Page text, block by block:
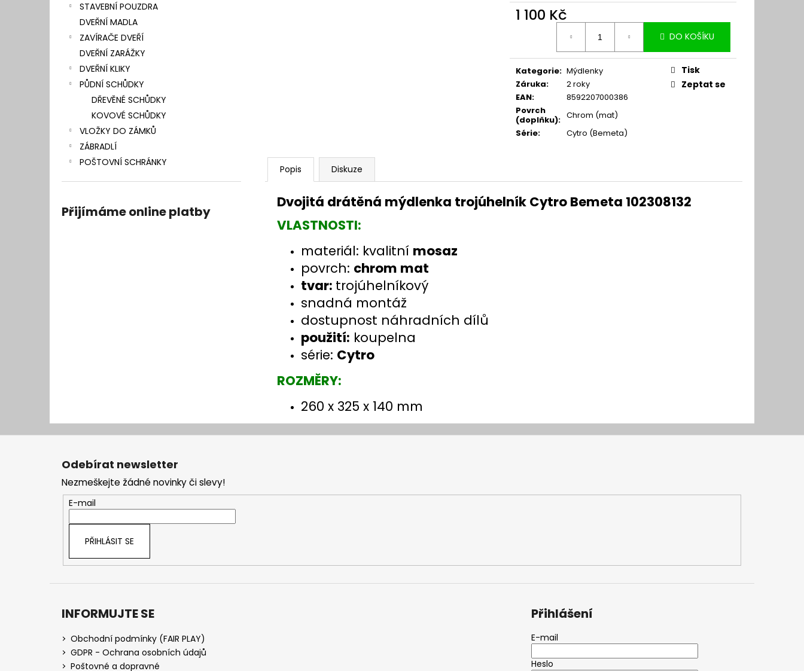
STAVEBNÍ POUZDRA
DVEŘNÍ MADLA
ZAVÍRAČE DVEŘÍ
DVEŘNÍ ZARÁŽKY
DVEŘNÍ KLIKY
PŮDNÍ SCHŮDKY
DŘEVĚNÉ SCHŮDKY
KOVOVÉ SCHŮDKY
VLOŽKY DO ZÁMKŮ
ZÁBRADLÍ
POŠTOVNÍ SCHRÁNKY
Přijímáme online platby
1 100 Kč
DO KOŠÍKU
Kategorie: Mýdlenky
Záruka:
2 roky
EAN:
8592207000386
Povrch
(doplňku): Chrom (mat)
Série: Cytro (Bemeta)
Tisk
Zeptat se
Popis Diskuze
Dvojitá drátěná mýdlenka trojúhelník Cytro Bemeta 102308132
VLASTNOSTI:
materiál: kvalitní mosaz
povrch: chrom mat
tvar: trojúhelníkový
snadná montáž
dostupnost náhradních dílů
použití: koupelna
série: Cytro
ROZMĚRY:
260 x 325 x 140 mm
Z
Odebírat newsletter
Nezmeškejte žádné novinky či slevy!
E-mail
PŘIHLÁSIT SE
INFORMUJTE SE
Obchodní podmínky (FAIR PLAY)
GDPR - Ochrana osobních údajů
Poštovné a dopravné
Přihlášení
E-mail
Heslo